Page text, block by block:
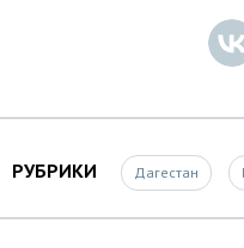
РУБРИКИ Дагестан